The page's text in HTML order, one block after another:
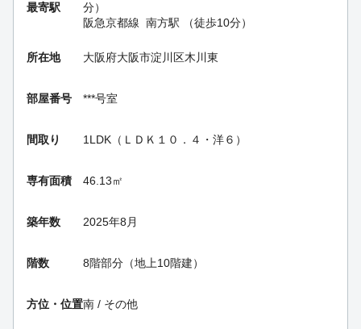
最寄駅
分）
阪急京都線 南方駅 （徒歩10分）
所在地 大阪府大阪市淀川区木川東
部屋番号 ***号室
間取り 1LDK（ＬＤＫ１０．４・洋６）
専有面積 46.13㎡
築年数 2025年8月
階数 8階部分（地上10階建）
方位・位置南 / その他